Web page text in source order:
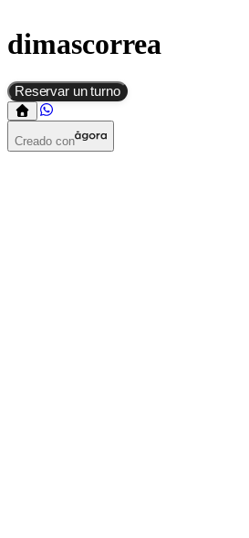
dimascorrea
Reservar un turno
Creado con